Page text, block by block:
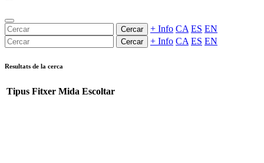
Cercar + Info CA ES EN
Cercar + Info CA ES EN
Resultats de la cerca
Tipus Fitxer Mida Escoltar